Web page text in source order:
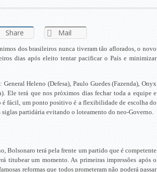
Share Mail
dos brasileiros nunca tiveram tão aflorados, o novo
dias após eleito tentar pacificar o País e minimizar
Heleno (Defesa), Paulo Guedes (Fazenda), Onyx
Ele terá que nos próximos dias fechar toda a equipe e
é fácil, um ponto positivo é a flexibilidade de escolha do
partidária evitando o loteamento do neo-Governo.
Bolsonaro terá pela frente um partido que é competente
titubear um momento. As primeiras impressões após o
reformas que todos prometeram não poderá passar